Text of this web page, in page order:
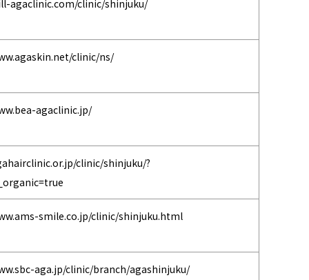
agaclinic.com/clinic/shinjuku/
clinic/ns/
agaclinic.jp/
clinic/shinjuku/?
smile.co.jp/clinic/shinjuku.html
aga.jp/clinic/branch/agashinjuku/